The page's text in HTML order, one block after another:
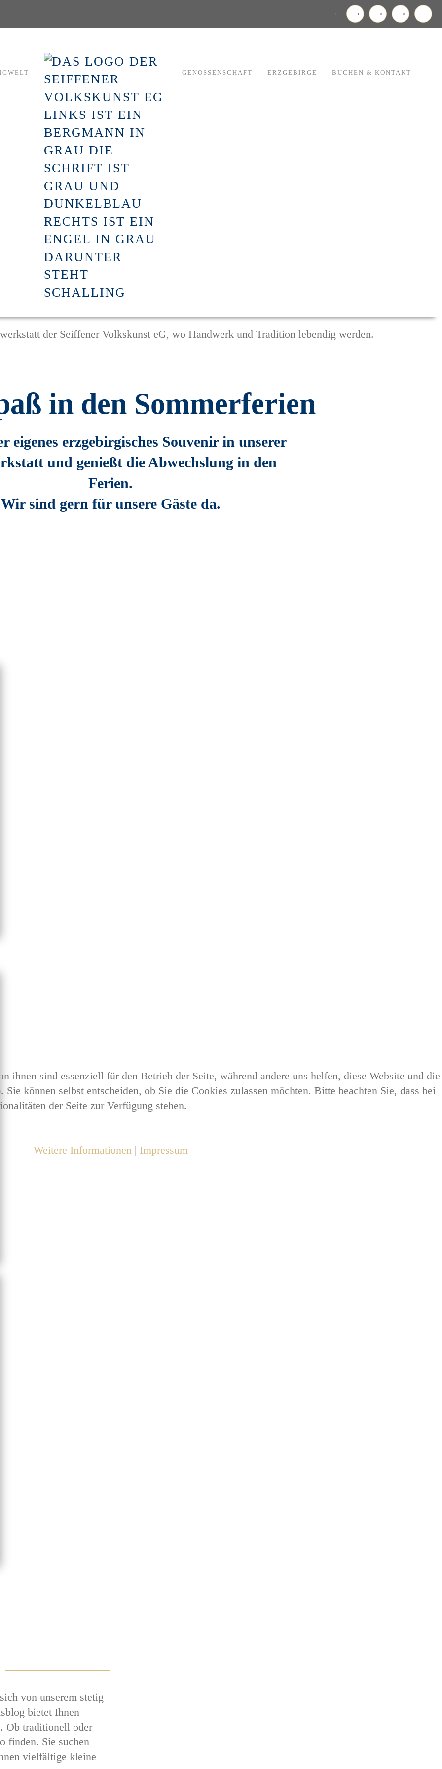
GENOSSENSCHAFT ERZGEBIRGE BUCHEN & KONTAKT
der Seiffener Volkskunst eG, wo Handwerk und Tradition lebendig werden.
in den Sommerferien
eigenes erzgebirgisches Souvenir in unserer
und genießt die Abwechslung in den
Ferien.
Wir sind gern für unsere Gäste da.
von unserem stetig
bietet Ihnen
Ob traditionell oder
finden. Sie suchen
vielfältige kleine
ihnen sind essenziell für den Betrieb der Seite, während andere uns helfen, diese Website und die
können selbst entscheiden, ob Sie die Cookies zulassen möchten. Bitte beachten Sie, dass bei
der Seite zur Verfügung stehen.
Weitere Informationen| Impressum